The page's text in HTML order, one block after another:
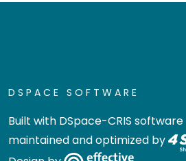
DSPACE SOFTWARE
Built with DSpace-CRIS software
maintained and optimized by